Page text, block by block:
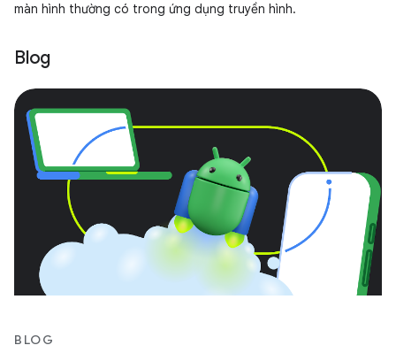
màn hình thường có trong ứng dụng truyền hình.
Blog
BLOG